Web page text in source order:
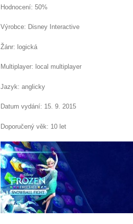
Hodnocení: 50%
Výrobce: Disney Interactive
Žánr: logická
Multiplayer: local multiplayer
Jazyk: anglicky
Datum vydání: 15. 9. 2015
Doporučený věk: 10 let